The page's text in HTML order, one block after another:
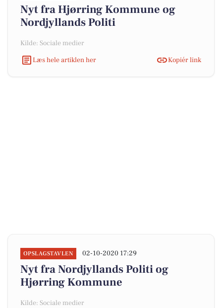
Nyt fra Hjørring Kommune og
Nordjyllands Politi
Kilde: Sociale medier
Læs hele artiklen her
Kopiér link
OPSLAGSTAVLEN 02-10-2020 17:29
Nyt fra Nordjyllands Politi og
Hjørring Kommune
Kilde: Sociale medier